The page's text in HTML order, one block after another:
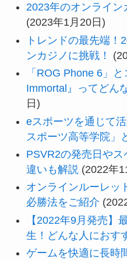
2023年のオンライン
(2023年1月20日)
トレンドの最先端！
ンカジノに挑戦！
「ROG Phone 6」
Immortal』ってどん
日)
eスポーツを通じて
スポーツ高等学院」
PSVR2の発売日や
違いも解説 (2022年
オンラインルーレッ
必勝法をご紹介
【2022年9月発売】
生！どんな人におす
ゲームを快適に長時